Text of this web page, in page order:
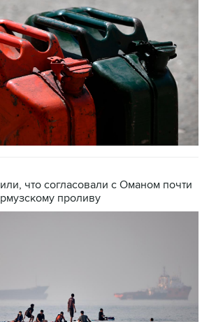
что согласовали с Оманом почти
проливу